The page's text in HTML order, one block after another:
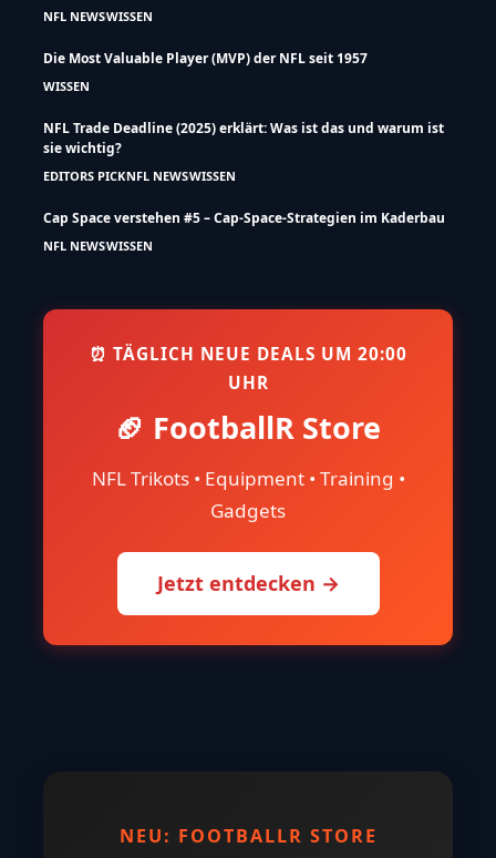
NFL NEWSWISSEN
Die Most Valuable Player (MVP) der NFL seit 1957
WISSEN
NFL Trade Deadline (2025) erklärt: Was ist das und warum ist
sie wichtig?
EDITORS PICKNFL NEWSWISSEN
Cap Space verstehen #5 – Cap-Space-Strategien im Kaderbau
NFL NEWSWISSEN
⏰ TÄGLICH NEUE DEALS UM 20:00
UHR
🏈 FootballR Store
NFL Trikots • Equipment • Training •
Gadgets
Jetzt entdecken →
NEU: FOOTBALLR STORE